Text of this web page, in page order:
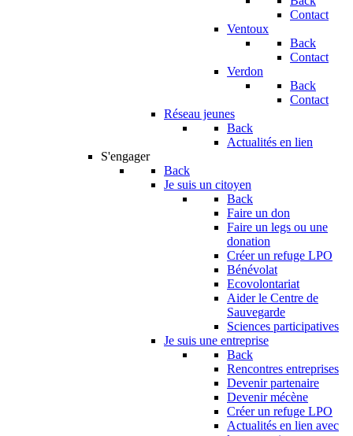
Contact
Ventoux
Back
Contact
Verdon
Back
Contact
Réseau jeunes
Back
Actualités en lien
S'engager
Back
Je suis un citoyen
Back
Faire un don
Faire un legs ou une
donation
Créer un refuge LPO
Bénévolat
Ecovolontariat
Aider le Centre de
Sauvegarde
Sciences participatives
Je suis une entreprise
Back
Rencontres entreprises
Devenir partenaire
Devenir mécène
Créer un refuge LPO
Actualités en lien avec